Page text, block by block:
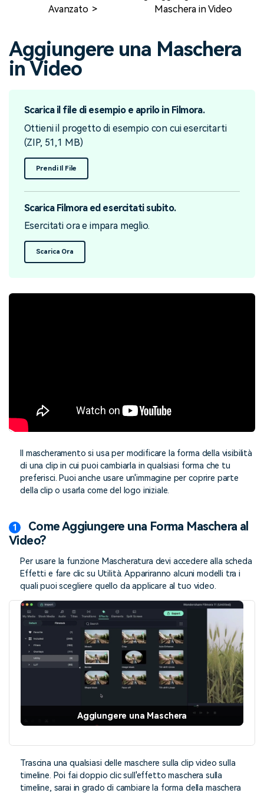
Apprendimento
cerca
Avanzato
Maschera in Video
Aggiungere una Maschera
in Video
Scarica il file di esempio e aprilo in Filmora.
Ottieni il progetto di esempio con cui esercitarti
(ZIP, 51,1 MB)
Prendi Il File
Scarica Filmora ed esercitati subito.
Esercitati ora e impara meglio.
Scarica Ora
Il mascheramento si usa per modificare la forma della visibilità
di una clip in cui puoi cambiarla in qualsiasi forma che tu
preferisci. Puoi anche usare un'immagine per coprire parte
della clip o usarla come del logo iniziale.
Come Aggiungere una Forma Maschera al
Video?
Per usare la funzione Mascheratura devi accedere alla scheda
Effetti e fare clic su Utilità. Appariranno alcuni modelli tra i
quali puoi scegliere quello da applicare al tuo video.
Aggiungere una Maschera
Trascina una qualsiasi delle maschere sulla clip video sulla
timeline. Poi fai doppio clic sull'effetto maschera sulla
timeline, sarai in grado di cambiare la forma della maschera